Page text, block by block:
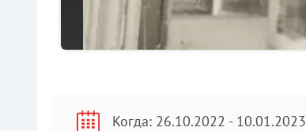
Когда: 26.10.2022 - 10.01.2023